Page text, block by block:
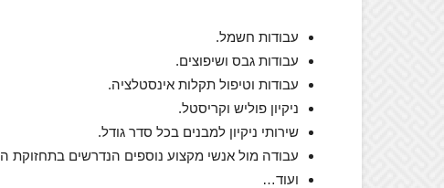
עבודות חשמל.
עבודות גבס ושיפוצים.
עבודות וטיפול תקלות אינסטלציה.
ניקיון פוליש וקריסטל.
שירותי ניקיון למבנים בכל סדר גודל.
עבודה מול אנשי מקצוע נוספים הנדרשים בתחזוקת
ועוד…